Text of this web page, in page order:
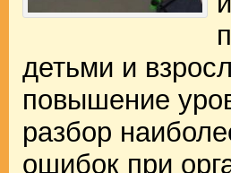
детьми и
повышение
разбор
ошибок при